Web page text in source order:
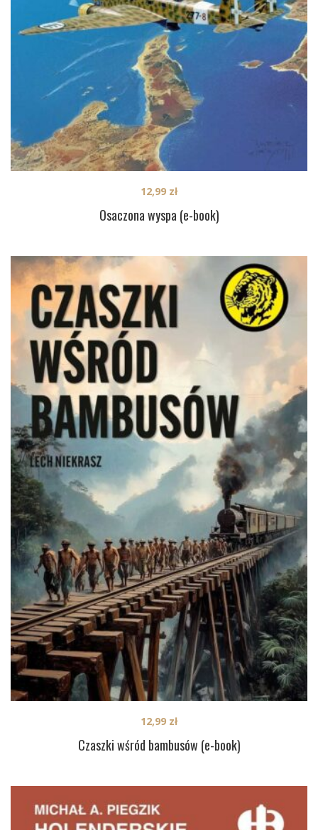
Osaczona wyspa (e-book)
12,99 zł
Czaszki wśród bambusów (e-book)
12,99 zł